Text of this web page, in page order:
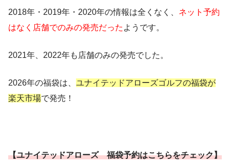
2018年・2019年・2020年の情報は全くなく、 ネット予約
はなく店舗でのみの発売だった ようです。
2021年、2022年も店舗のみの発売でした。
2026年の福袋は、 ユナイテッドアローズゴルフの福袋が
楽天市場で発売！
【ユナイテッドアローズ 福袋予約はこちらをチェック】